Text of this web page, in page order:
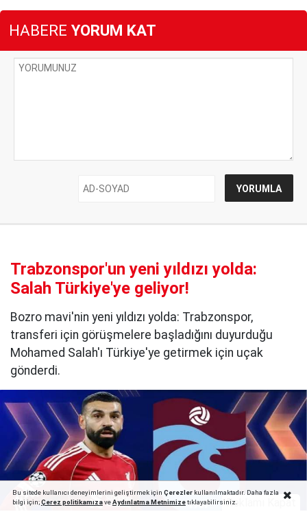
HABERE YORUM KAT
Trabzonspor'un yeni yıldızı yolda:
Salah Türkiye'ye geliyor!
Bozro mavi'nin yeni yıldızı yolda: Trabzonspor,
transferi için görüşmelere başladığını duyurduğu
Mohamed Salah'ı Türkiye'ye getirmek için uçak
gönderdi.
Bu sitede kullanıcı deneyimlerini geliştirmek için Çerezlerkullanılmaktadır. Daha fazla
bilgi için;Çerez politikamızaveAydınlatma Metnimizetıklayabilirsiniz.Reklamı Kapat